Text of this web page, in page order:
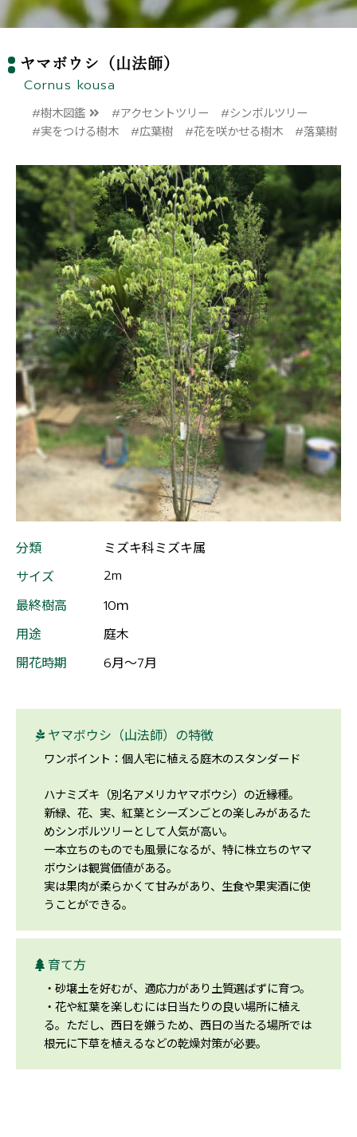
ヤマボウシ（山法師）
Cornus kousa
#樹木図鑑 #アクセントツリー
#シンボルツリー
#実をつける樹木
#広葉樹 #花を咲かせる樹木 #落葉樹
分類
ミズキ科ミズキ属
サイズ
2m
最終樹高
10ｍ
用途
庭木
開花時期
6月～7月
ヤマボウシ（山法師）の特徴
ワンポイント：個人宅に植える庭木のスタンダード
ハナミズキ（別名アメリカヤマボウシ）の近縁種。
新緑、花、実、紅葉とシーズンごとの楽しみがあるた
めシンボルツリーとして人気が高い。
一本立ちのものでも風景になるが、特に株立ちのヤマ
ボウシは観賞価値がある。
実は果肉が柔らかくて甘みがあり、生食や果実酒に使
うことができる。
育て方
・砂壌土を好むが、適応力があり土質選ばずに育つ。
・花や紅葉を楽しむには日当たりの良い場所に植え
る。ただし、西日を嫌うため、西日の当たる場所では
根元に下草を植えるなどの乾燥対策が必要。